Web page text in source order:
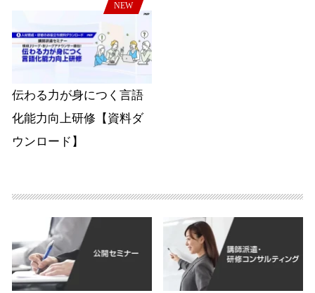
NEW
伝わる力が身につく言語
化能力向上研修【資料ダ
ウンロード】